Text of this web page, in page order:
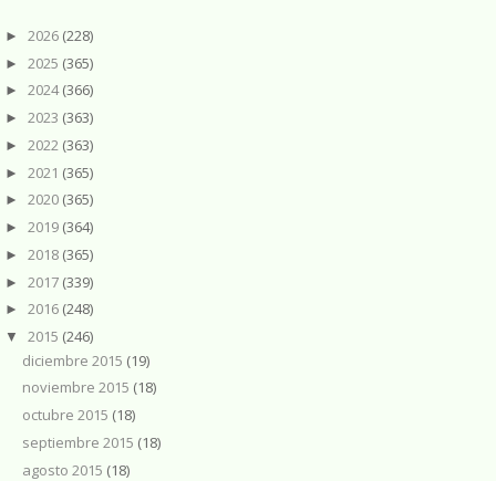
► 2026 (228)
► 2025 (365)
► 2024(366)
► 2023 (363)
► 2022 (363)
► 2021 (365)
► 2020 (365)
► 2019 (364)
► 2018 (365)
► 2017 (339)
► 2016 (248)
▼ 2015 (246)
diciembre 2015 (19)
noviembre 2015 (18)
octubre 2015 (18)
septiembre 2015 (18)
agosto 2015 (18)